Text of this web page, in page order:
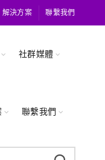
解決方案 聯繫我們
社群媒體
聯繫我們